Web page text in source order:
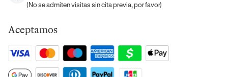
(No se admiten visitas sin cita previa, por favor)
Aceptamos